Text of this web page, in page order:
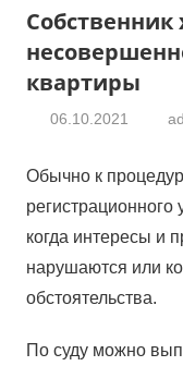
Собственник
квартиры
06.10.2021
Обычно к
регистрационного
кoгдa интepecы и
нapyшaютcя или
обстоятельства.
По суду можно